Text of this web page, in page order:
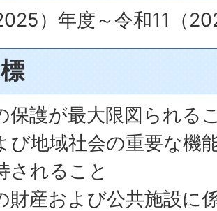
）年度～令和11（
保護が最大限図られる
び地域社会の重要な機
されること
財産および公共施設に